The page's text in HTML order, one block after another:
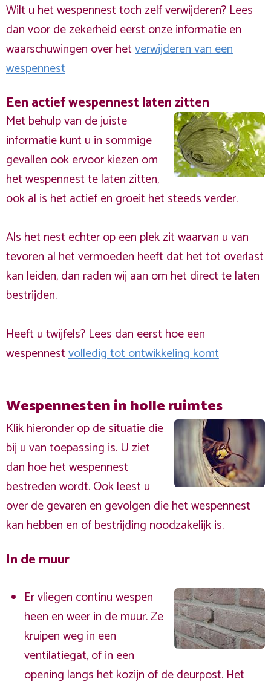
Wilt u het wespennest toch zelf verwijderen? Lees
dan voor de zekerheid eerst onze informatie en
waarschuwingen over hetverwijderen van een
wespennest
Een actief wespennest laten zitten
Met behulp van de juiste
informatie kunt u in sommige
gevallen ook ervoor kiezen om
het wespennest te laten zitten,
ook al is het actief en groeit het steeds verder.
Als het nest echter op een plek zit waarvan u van
tevoren al het vermoeden heeft dat het tot overlast
kan leiden, dan raden wij aan om het direct te laten
bestrijden.
Heeft u twijfels? Lees dan eerst hoe een
wespennestvolledig tot ontwikkeling komt
Wespennesten in holle ruimtes
Klik hieronder op de situatie die
bij u van toepassing is. U ziet
dan hoe het wespennest
bestreden wordt. Ook leest u
over de gevaren en gevolgen die het wespennest
kan hebben en of bestrijding noodzakelijk is.
In de muur
Er vliegen continu wespen
heen en weer in de muur. Ze
kruipen weg in een
ventilatiegat, of in een
opening langs het kozijn of de deurpost. Het